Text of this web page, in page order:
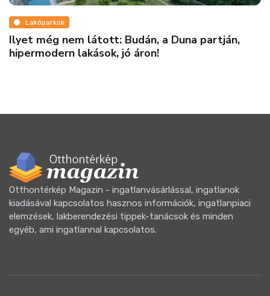
Ingatlanmix
Milliárdos luxusvillától a pár százezres házig –
így mutatta meg a szélsőségeit a 2025-ös
Otthontérkép Magazin - ingatlanvásárlással, ingatlanok
kiadásával kapcsolatos hasznos információk, ingatlanpiaci
elemzések, lakberendezési tippek-tanácsok és minden
egyéb, ami ingatlannal kapcsolatos.